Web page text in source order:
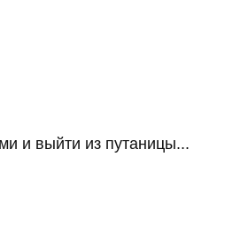
и выйти из путаницы...